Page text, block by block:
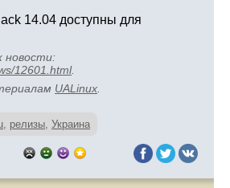
14.04 доступны для
новости:
12601.html.
UALinux
, релизы, Украина